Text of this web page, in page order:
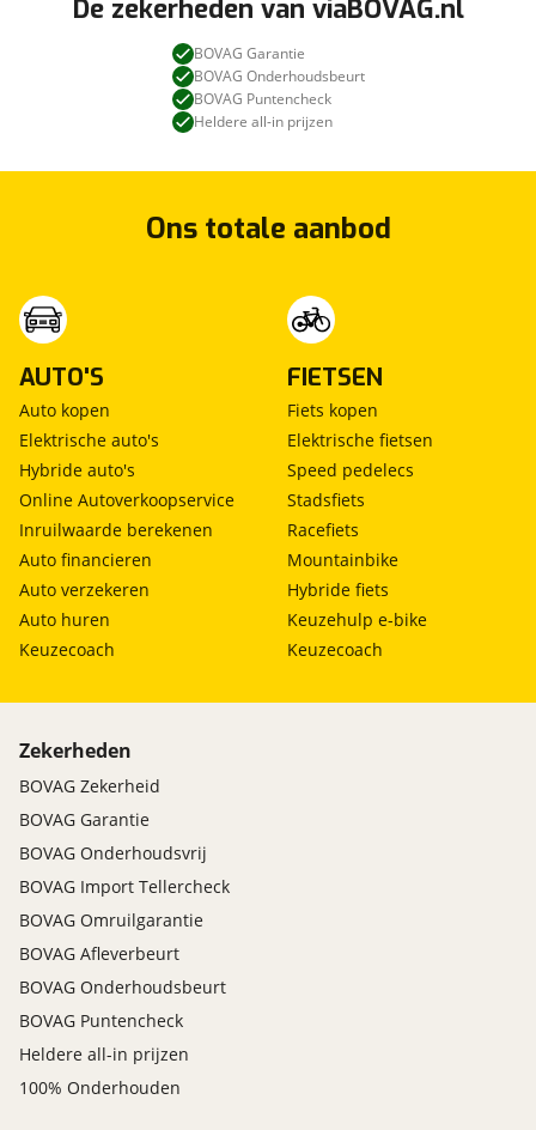
De zekerheden van viaBOVAG.nl
BOVAG Garantie
BOVAG Onderhoudsbeurt
BOVAG Puntencheck
Heldere all-in prijzen
Ons totale aanbod
AUTO'S
Auto kopen
Elektrische auto's
Hybride auto's
Online Autoverkoopservice
Inruilwaarde berekenen
Auto financieren
Auto verzekeren
Auto huren
Keuzecoach
FIETSEN
Fiets kopen
Elektrische fietsen
Speed pedelecs
Stadsfiets
Racefiets
Mountainbike
Hybride fiets
Keuzehulp e-bike
Keuzecoach
Zekerheden
BOVAG Zekerheid
BOVAG Garantie
BOVAG Onderhoudsvrij
BOVAG Import Tellercheck
BOVAG Omruilgarantie
BOVAG Afleverbeurt
BOVAG Onderhoudsbeurt
BOVAG Puntencheck
Heldere all-in prijzen
100% Onderhouden